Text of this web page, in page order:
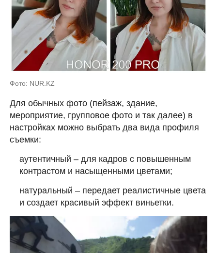
Фото: NUR.KZ
Для обычных фото (пейзаж, здание,
мероприятие, групповое фото и так далее) в
настройках можно выбрать два вида профиля
съемки:
аутентичный – для кадров с повышенным
контрастом и насыщенными цветами;
натуральный – передает реалистичные цвета
и создает красивый эффект виньетки.